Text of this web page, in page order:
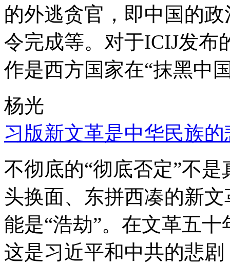
的外逃贪官，即中国的
令完成等。对于ICIJ发布
作是西方国家在“抹黑中
杨光
习版新文革是中华民族的
不彻底的“彻底否定”不
头换面、东拼西凑的新
能是“浩劫”。在文革五
这是习近平和中共的悲